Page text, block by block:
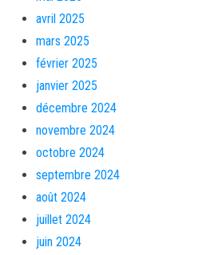
avril 2025
mars 2025
février 2025
janvier 2025
décembre 2024
novembre 2024
octobre 2024
septembre 2024
août 2024
juillet 2024
juin 2024